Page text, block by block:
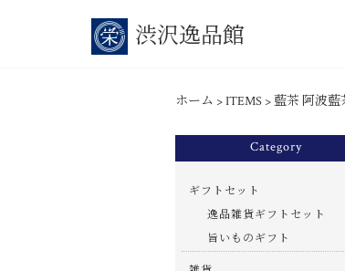
渋沢逸品館
ホーム >ITEMS >藍茶 阿波藍
Category
ギフトセット
逸品雑貨ギフトセット
旨いものギフト